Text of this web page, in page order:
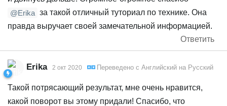
@Erika за такой отличный туториал по технике. Она
правда выручает своей замечательной информацией.
Ответить
Erika 2 окт 2020 Переведено с Английский на Русский
Такой потрясающий результат, мне очень нравится,
какой поворот вы этому придали! Спасибо, что